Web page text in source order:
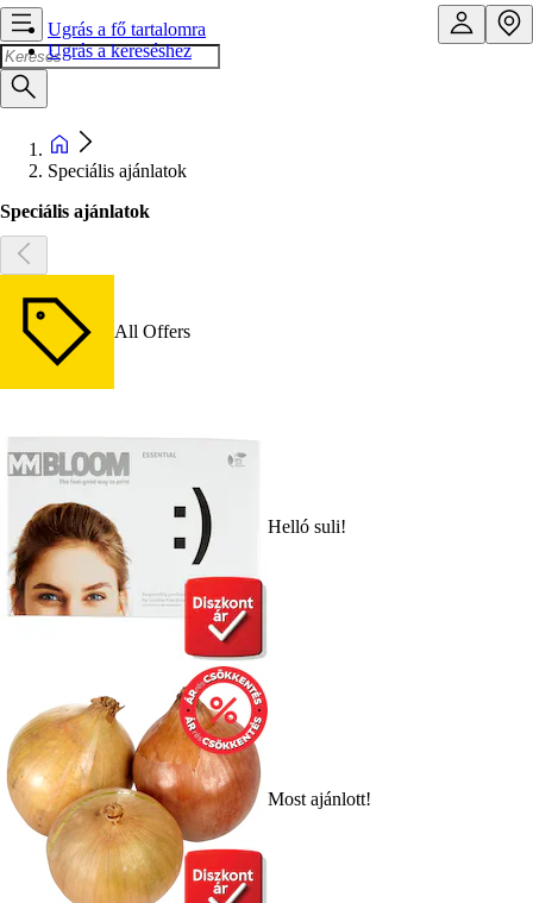
Ugrás a fő tartalomra
Ugrás a kereséshez
Speciális ajánlatok
Speciális ajánlatok
All Offers
Helló suli!
Most ajánlott!